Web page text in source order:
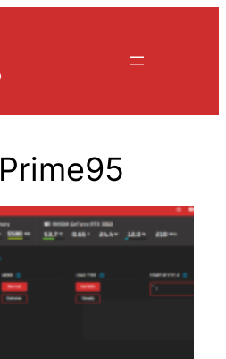
Prime95